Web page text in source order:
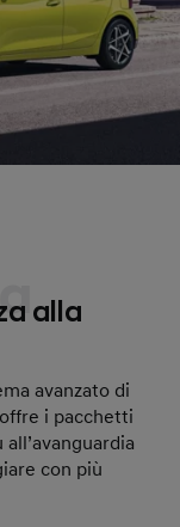
alla
avanzato di
i pacchetti
con più